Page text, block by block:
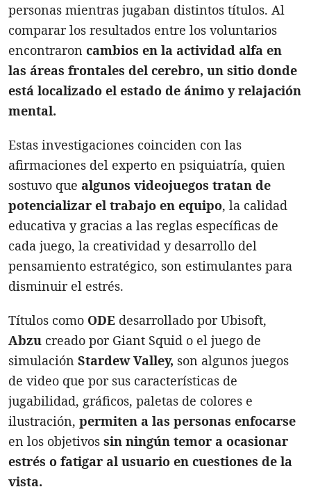
personas mientras jugaban distintos títulos. Al
comparar los resultados entre los voluntarios
encontraron cambios en la actividad alfa en
las áreas frontales del cerebro, un sitio donde
está localizado el estado de ánimo y relajación
mental.
Estas investigaciones coinciden con las
afirmaciones del experto en psiquiatría, quien
sostuvo que algunos videojuegos tratan de
potencializar el trabajo en equipo, la calidad
educativa y gracias a las reglas específicas de
cada juego, la creatividad y desarrollo del
pensamiento estratégico, son estimulantes para
disminuir el estrés.
Títulos como ODE desarrollado por Ubisoft,
Abzu creado por Giant Squid o el juego de
simulación Stardew Valley, son algunos juegos
de video que por sus características de
jugabilidad, gráficos, paletas de colores e
ilustración, permiten a las personas enfocarse
en los objetivos sin ningún temor a ocasionar
estrés o fatigar al usuario en cuestiones de la
vista.